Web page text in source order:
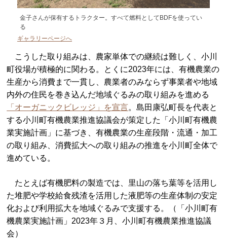
金子さんが保有するトラクター。すべて燃料としてBDFを使ってい
る
ギャラリーページへ
こうした取り組みは、農家単体での継続は難しく、小川
町役場が積極的に関わる。とくに2023年には、有機農業の
生産から消費まで一貫し、農業者のみならず事業者や地域
内外の住民を巻き込んだ地域ぐるみの取り組みを進める
「オーガニックビレッジ」を宣言。島田康弘町長を代表と
する小川町有機農業推進協議会が策定した「小川町有機農
業実施計画」に基づき、有機農業の生産段階・流通・加工
の取り組み、消費拡大への取り組みの推進を小川町全体で
進めている。
たとえば有機肥料の製造では、里山の落ち葉等を活用し
た堆肥や学校給食残渣を活用した液肥等の生産体制の安定
化および利用拡大を地域ぐるみで支援する。（「小川町有
機農業実施計画」2023年３月、小川町有機農業推進協議
会）